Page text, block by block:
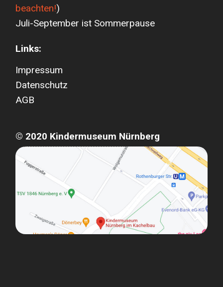
beachten!)
Juli-September ist Sommerpause
Links:
Impressum
Datenschutz
AGB
© 2020 Kindermuseum Nürnberg